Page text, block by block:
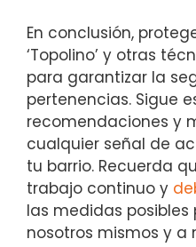
En conclusión,
‘Topolino’ y otras
para garantizar la
pertenencias. Sigue
recomendaciones ⁢y
cualquier ‍señal de
tu barrio. Recuerda
trabajo continuo y
las medidas
nosotros mismos y​ a